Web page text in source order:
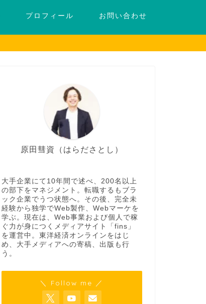
プロフィール お問い合わせ
原田彗資（はらださとし）
大手企業にて10年間で述べ、200名以上
の部下をマネジメント。転職するもブラ
ック企業でうつ状態へ。その後、完全未
経験から独学でWeb製作、Webマーケを
学ぶ。現在は、Web事業および個人で稼
ぐ力が身につくメディアサイト「fins」
を運営中。東洋経済オンラインをはじ
め、大手メディアへの寄稿、出版も行
う。
＼ Follow me ／